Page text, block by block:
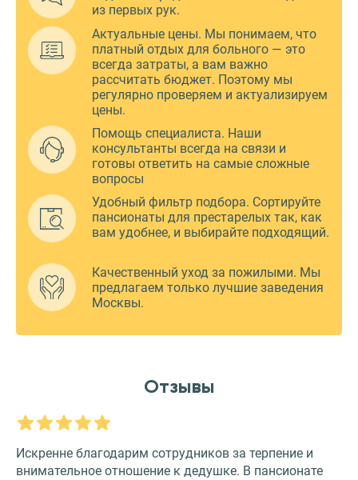
из первых рук.
Актуальные цены. Мы понимаем, что
платный отдых для больного — это
всегда затраты, а вам важно
рассчитать бюджет. Поэтому мы
регулярно проверяем и актуализируем
цены.
Помощь специалиста. Наши
консультанты всегда на связи и
готовы ответить на самые сложные
вопросы
Удобный фильтр подбора. Сортируйте
пансионаты для престарелых так, как
вам удобнее, и выбирайте подходящий.
Качественный уход за пожилыми. Мы
предлагаем только лучшие заведения
Москвы.
Отзывы
Искренне благодарим сотрудников за терпение и
внимательное отношение к дедушке. В пансионате